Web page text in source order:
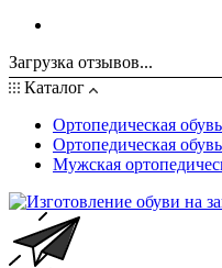
Загрузка отзывов...
Каталог
Ортопедическая
Ортопедическая
Мужская